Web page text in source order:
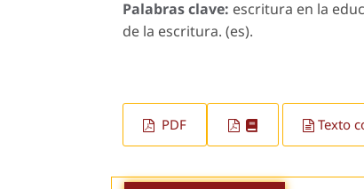
Palabras clave: escritura en la
de la escritura. (es).
PDF Texto